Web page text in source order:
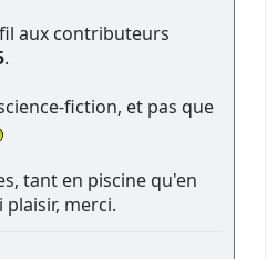
aux contributeurs
.
fiction, et pas que
tant en piscine qu'en
merci.